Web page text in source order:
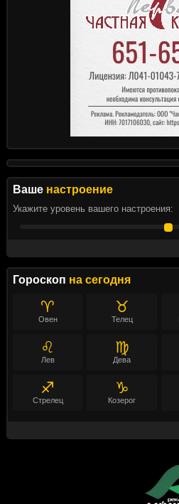
Ваше настроение
Укажите уровень вашего настроения:
Гороскоп на сегодня
♈
Овен
♉
Телец
♌
Лев
♍
Дева
♐
Стрелец
♑
Козерог